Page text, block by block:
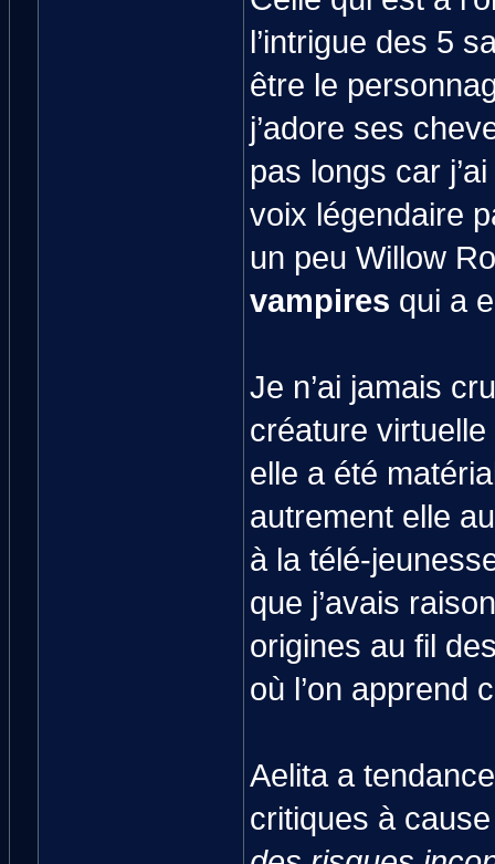
l’intrigue des 5
être le
j’adore ses
pas longs car
voix légendaire
un peu Willow
vampires qui a
Je n’ai jamais
créature
elle a été
autrement elle
à la télé-
que j’avais
origines au fil
où l’on apprend
Aelita a
critiques à